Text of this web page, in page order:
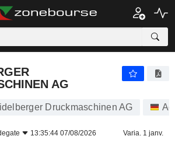
AG
Druckmaschinen AG
13:35:44 07/08/2026 Varia. 1 janv.